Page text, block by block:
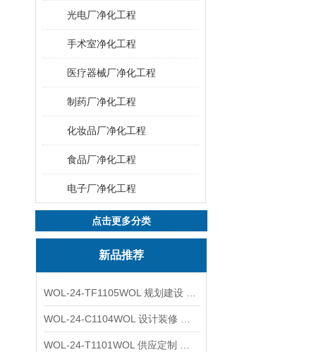
光电厂净化工程
手术室净化工程
医疗器械厂净化工程
制药厂净化工程
化妆品厂净化工程
食品厂净化工程
电子厂净化工程
点击更多分类
新品推荐